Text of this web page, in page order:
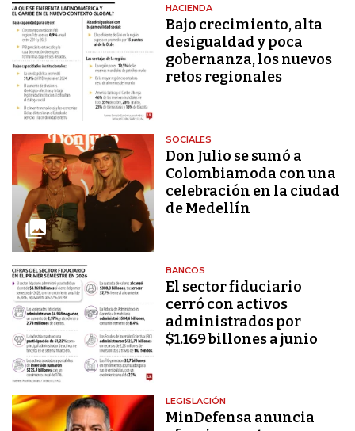
HACIENDA
Bajo crecimiento, alta
desigualdad y poca
gobernanza, los nuevos
retos regionales
SOCIALES
Don Julio se sumó a
Colombiamoda con una
celebración en la ciudad
de Medellín
BANCOS
El sector fiduciario
cerró con activos
administrados por
$1.169 billones a junio
LEGISLACIÓN
MinDefensa anuncia